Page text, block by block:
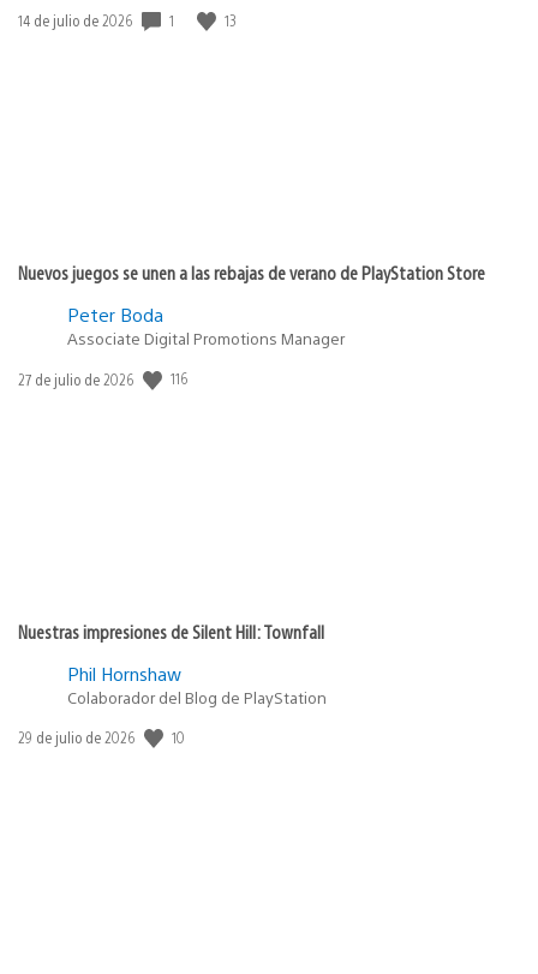
Fecha
14 de julio de 2026 1 13
Nuevos juegos se unen a las rebajas de verano de PlayStation Store
Peter Boda
Associate Digital Promotions Manager
Fecha
27 de julio de 2026 116
Nuestras impresiones de Silent Hill: Townfall
Phil Hornshaw
Colaborador del Blog de PlayStation
Fecha
29 de julio de 2026 10